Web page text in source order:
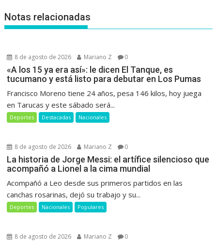
Notas relacionadas
8 de agosto de 2026 Mariano Z 0
«A los 15 ya era así»: le dicen El Tanque, es
tucumano y está listo para debutar en Los Pumas
Francisco Moreno tiene 24 años, pesa 146 kilos, hoy juega
en Tarucas y este sábado será...
Deportes Destacadas Nacionales
8 de agosto de 2026 Mariano Z 0
La historia de Jorge Messi: el artífice silencioso que
acompañó a Lionel a la cima mundial
Acompañó a Leo desde sus primeros partidos en las
canchas rosarinas, dejó su trabajo y su...
Deportes Nacionales Populares
8 de agosto de 2026 Mariano Z 0